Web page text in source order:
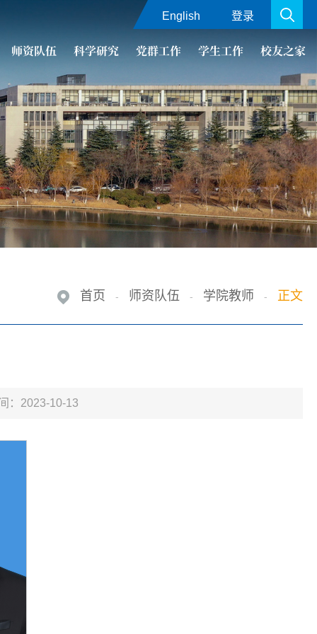
English 登录
师资队伍 科学研究 党群工作 学生工作 校友之家
首页 - 师资队伍 - 学院教师 - 正文
：2023-10-13